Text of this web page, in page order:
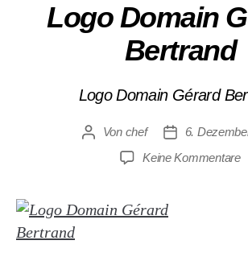
Logo Domain
Bertrand
Logo Domain Gérard
Von chef
6.
Keine Kommentare